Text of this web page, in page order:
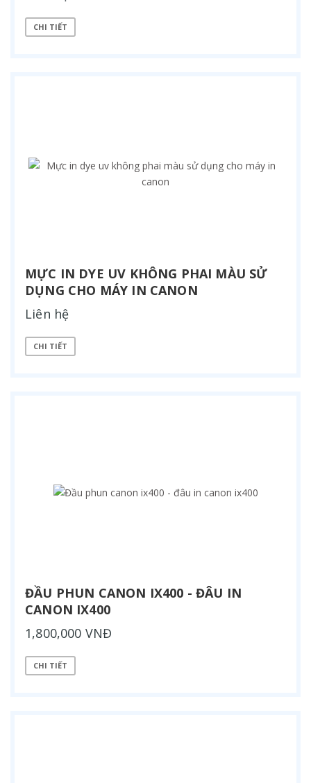
CHI TIẾT
MỰC IN DYE UV KHÔNG PHAI MÀU SỬ
DỤNG CHO MÁY IN CANON
Liên hệ
CHI TIẾT
ĐẦU PHUN CANON IX400 - ĐÂU IN
CANON IX400
1,800,000 VNĐ
CHI TIẾT